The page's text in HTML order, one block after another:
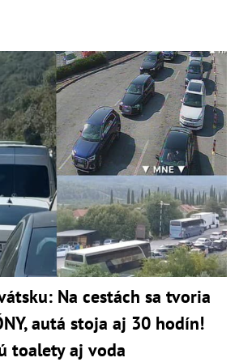
Na cestách sa tvoria
autá stoja aj 30 hodín!
toalety aj voda